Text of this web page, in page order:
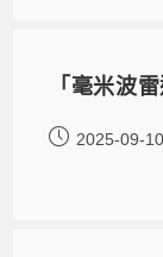
「毫米波
2025-09-10